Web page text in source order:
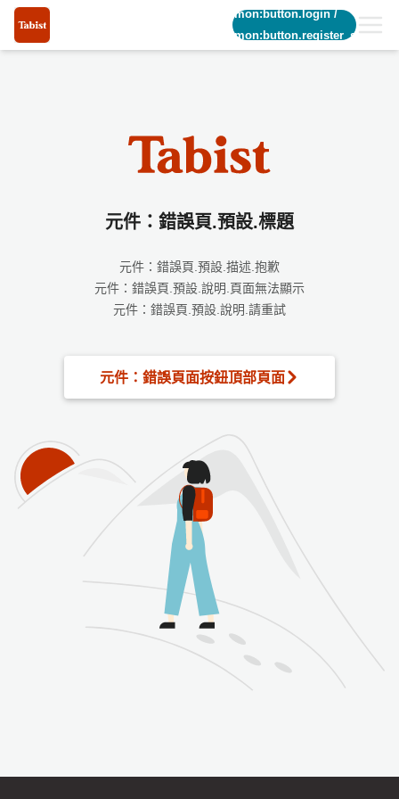
common:button.login/
common:button.register_short
元件：錯誤頁.預設.標題
元件：錯誤頁.預設.描述.抱歉
元件：錯誤頁.預設.說明.頁面無法顯示
元件：錯誤頁.預設.說明.請重試
元件：錯誤頁面按鈕頂部頁面